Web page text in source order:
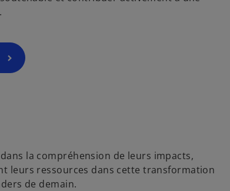
la compréhension de leurs impacts,
leurs ressources dans cette transformation
de demain.​